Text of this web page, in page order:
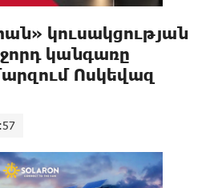
կուսակցության
կանգառը
Ոսկեվազ